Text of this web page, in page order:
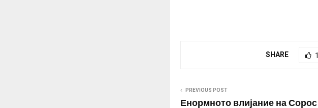
SHARE 1
PREVIOUS POST
Енормното влијание на Сорос